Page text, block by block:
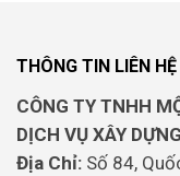
THÔNG TIN LIÊN HỆ
CÔNG TY TNHH
DỊCH VỤ XÂY
Địa Chỉ: Số 84,